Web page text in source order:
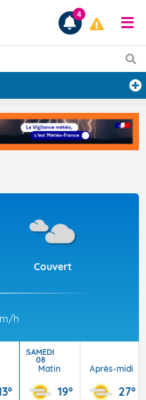
4
Couvert
h
SAMEDI
08
Matin
19°
Après-midi
27°